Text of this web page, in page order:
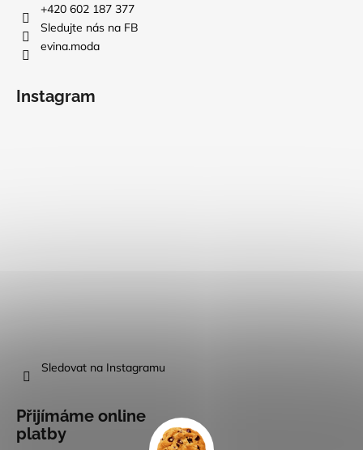
+420 602 187 377
Sledujte nás na FB
evina.moda
Instagram
Sledovat na Instagramu
Přijímáme online
platby